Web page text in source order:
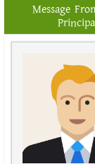
Message